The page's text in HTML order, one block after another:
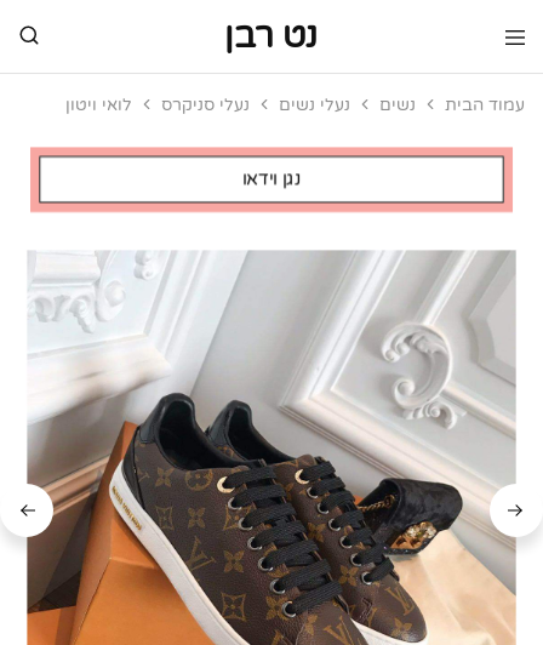
נט רבן
נט
מותגי
מותגי
עמוד הבית נשים נעלי נשים נעלי סניקרס לואי ויטון
נגן וידאו